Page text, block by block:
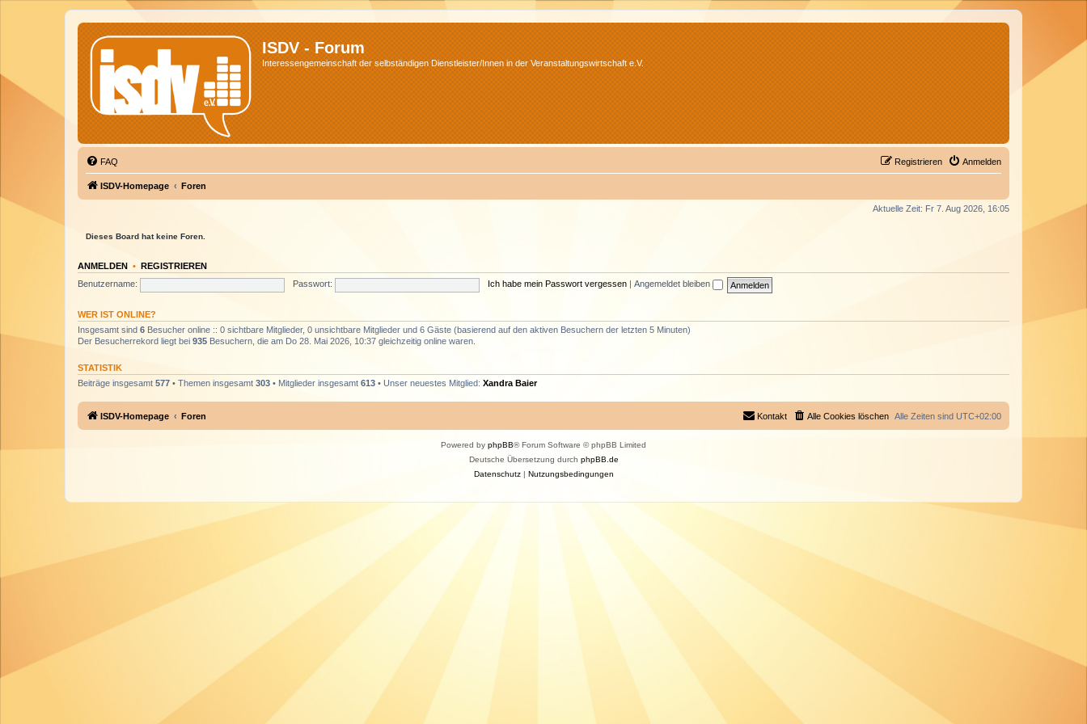
ISDV - Forum
Interessengemeinschaft der selbständigen Dienstleister/Innen in der Veranstaltungswirtschaft e.V.
FAQ Anmelden
Registrieren
ISDV-Homepage Foren
Aktuelle Zeit: Fr 7. Aug 2026, 16:05
Dieses Board hat keine Foren.
ANMELDEN • REGISTRIEREN
Benutzername:
Passwort: Ich habe mein Passwort vergessen Angemeldet bleiben
WER IST ONLINE?
Insgesamt sind 6 Besucher online :: 0 sichtbare Mitglieder, 0 unsichtbare Mitglieder und 6 Gäste (basierend auf den aktiven Besuchern der letzten 5 Minuten)
Der Besucherrekord liegt bei 935 Besuchern, die am Do 28. Mai 2026, 10:37 gleichzeitig online waren.
STATISTIK
Beiträge insgesamt 577 • Themen insgesamt 303 • Mitglieder insgesamt 613 • Unser neuestes Mitglied: Xandra Baier
ISDV-Homepage Foren Alle Zeiten sind UTC+02:00
Alle Cookies löschen
Kontakt
Powered by phpBB® Forum Software © phpBB Limited
Deutsche Übersetzung durch phpBB.de
Datenschutz| Nutzungsbedingungen